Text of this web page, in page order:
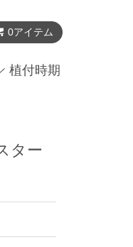
0アイテム
植付時期
ター